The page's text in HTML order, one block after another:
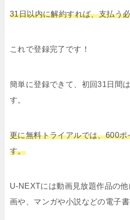
31日以内に解約すれば、支払う
これで登録完了です！
簡単に登録できて、初回31日間
す。
更に無料トライアルでは、600
す。
U-NEXTには動画見放題作品の
画や、マンガや小説などの電子書